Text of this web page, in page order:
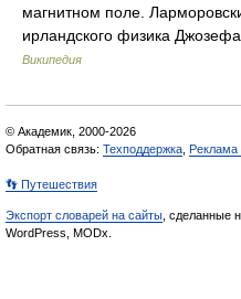
магнитном поле.
ирландского физика
Википедия
© Академик, 2000-2026
Обратная связь: Техподдержка Реклама
👣 Путешествия
Экспорт словарей на сайты , сделанные
WordPress, MODx.